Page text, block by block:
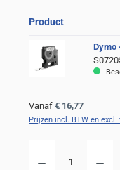
Product
Dymo
Normale prijs:
Vanaf € 16,77
Prijzen incl. BTW en excl.